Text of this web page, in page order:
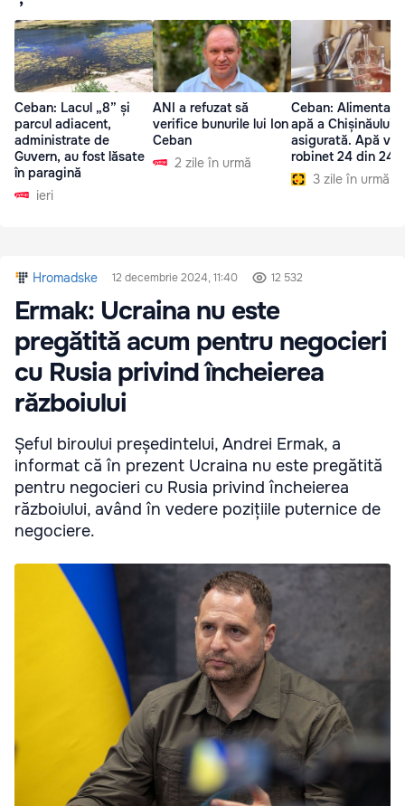
Ceban: Lacul „8” și
parcul adiacent,
administrate de
Guvern, au fost lăsate
în paragină
ieri
ANI a refuzat să
verifice bunurile lui Ion
Ceban
2 zile în urmă
Ceban:
apă a Chișinăului
asigurată. Apă va
robinet 24 din 24
3 zile în urmă
Hromadske 12 decembrie 2024, 11:40 12 532
Ermak: Ucraina nu este
pregătită acum pentru negocieri
cu Rusia privind încheierea
războiului
Șeful biroului președintelui, Andrei Ermak, a
informat că în prezent Ucraina nu este pregătită
pentru negocieri cu Rusia privind încheierea
războiului, având în vedere pozițiile puternice de
negociere.